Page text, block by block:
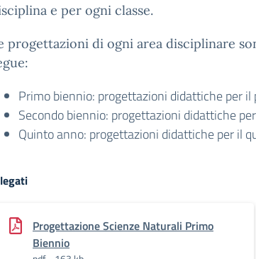
e per ogni classe.
progettazioni di ogni area disciplinare
Primo biennio: progettazioni didattiche per il
Secondo biennio: progettazioni didattiche
Quinto anno: progettazioni didattiche per il
Progettazione Scienze Naturali Primo
Biennio